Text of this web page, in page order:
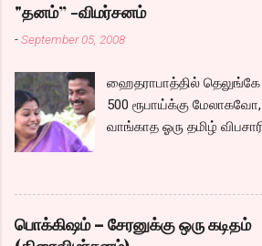
"தனம்” -விமர்சனம்
-September 05, 2008
ஹைதராபாத்தில் தெலுங்கே
500 ரூபாய்க்கு
வாங்காத ஓரு தமிழ்
வாழ்கைபடுகிறாள்.
அமைந்தது? என்ற ஓரு
தன்னுடய இடுப்பை சுழற்றி,
சும்மா, சுத்தி, சுத்தி
பொக்கிஷம் – சேரனுக்கு ஒரு கடிதம்